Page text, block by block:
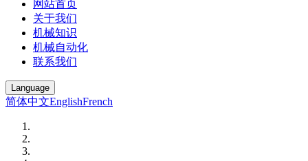
网站首页
关于我们
机械知识
机械自动化
联系我们
Language
简体中文EnglishFrench